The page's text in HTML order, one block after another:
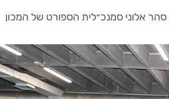
סהר אלוני סמנכ״לית הספורט של המכון